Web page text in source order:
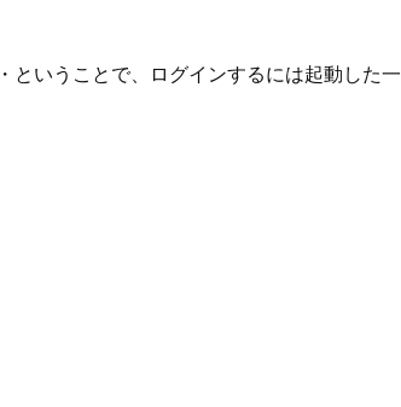
ということで、ログインするには起動した一